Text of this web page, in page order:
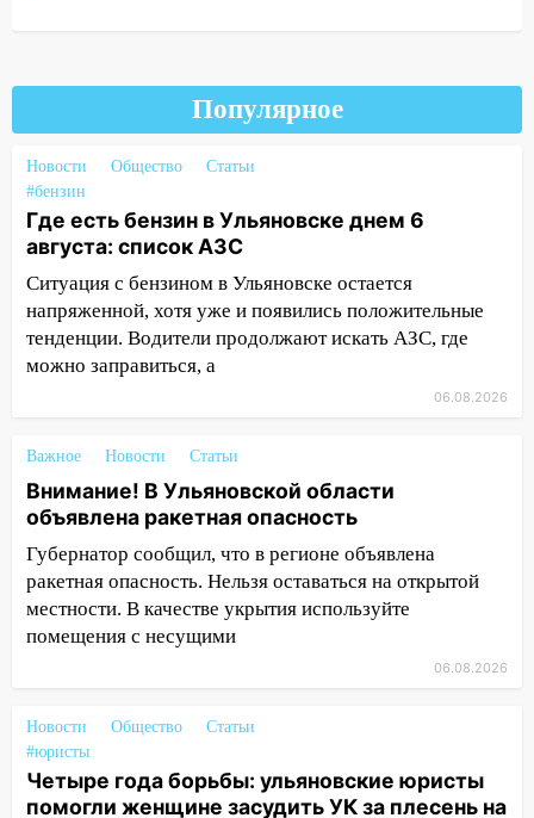
Переезжал «зебру» на
велосипеде и попал под колеса
12:18
Вспыхнул изнутри: в
Железнодорожном районе горела дача
11:33 В Засвияжье под колёса авто
попал мужчина
11:17 В Радищевском районе сгорели
хозяйственные постройки
В Канадее горел жилой дом
уничтожено четыре беспилотника в
регионе
10:00 В Ульяновске дотла сгорел
легковой автомобиль
09:39 В Ульяновске будут судить десять
наркодилеров, снабжавших две области
Вынесли приговор дебоширам,
08:27
Ульяновская полиция получила
один из шести уникальных автомобилей
в России
Популярное
Новости Общество
Статьи
#бензин
Где есть бензин в Ульяновске днем 6
августа: список АЗС
Ситуация с бензином в Ульяновске остается
напряженной, хотя уже и появились положительные
тенденции. Водители продолжают искать АЗС, где
можно заправиться, а
06.08.2026
Важное Новости Статьи
Внимание! В Ульяновской области
объявлена ракетная опасность
Губернатор сообщил, что в регионе объявлена
ракетная опасность. Нельзя оставаться на открытой
местности. В качестве укрытия используйте
помещения с несущими
06.08.2026
Новости Общество
Статьи
#юристы
Четыре года борьбы: ульяновские юристы
помогли женщине засудить УК за плесень на